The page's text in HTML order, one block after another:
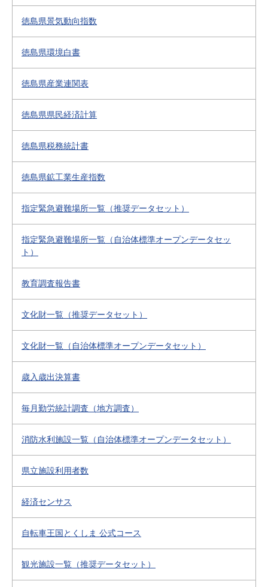
徳島県景気動向指数
徳島県環境白書
徳島県産業連関表
徳島県県民経済計算
徳島県税務統計書
徳島県鉱工業生産指数
指定緊急避難場所一覧（推奨データセット）
指定緊急避難場所一覧（自治体標準オープンデータセッ
ト）
教育調査報告書
文化財一覧（推奨データセット）
文化財一覧（自治体標準オープンデータセット）
歳入歳出決算書
毎月勤労統計調査（地方調査）
消防水利施設一覧（自治体標準オープンデータセット）
県立施設利用者数
経済センサス
自転車王国とくしま 公式コース
観光施設一覧（推奨データセット）